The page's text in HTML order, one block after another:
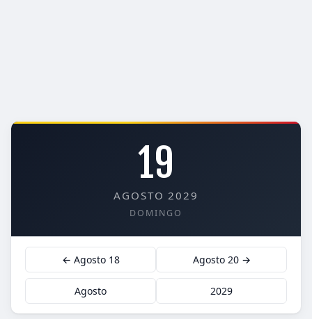
19
AGOSTO 2029
DOMINGO
← Agosto 18 Agosto 20 →
Agosto 2029